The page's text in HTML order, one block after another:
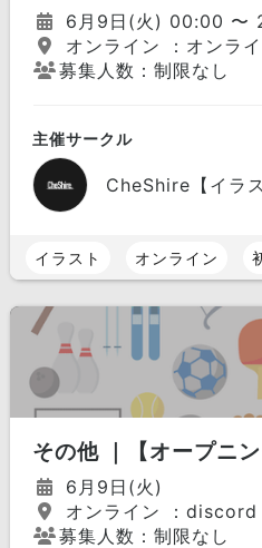
6月9日(火) 00:00 〜
オンライン ：オンラ
募集人数：制限なし
主催サークル
CheShire【イラス
イラスト オンライン
その他 ｜【オープニ
6月9日(火)
オンライン ：discord
募集人数：制限なし